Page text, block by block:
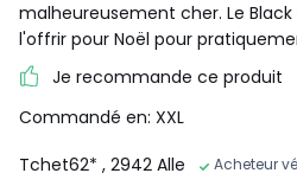
malheureusement cher. Le
l'offrir pour Noël pour
Je recommande ce produit
Commandé en: XXL
Tchet62* , 2942 Alle Acheteur